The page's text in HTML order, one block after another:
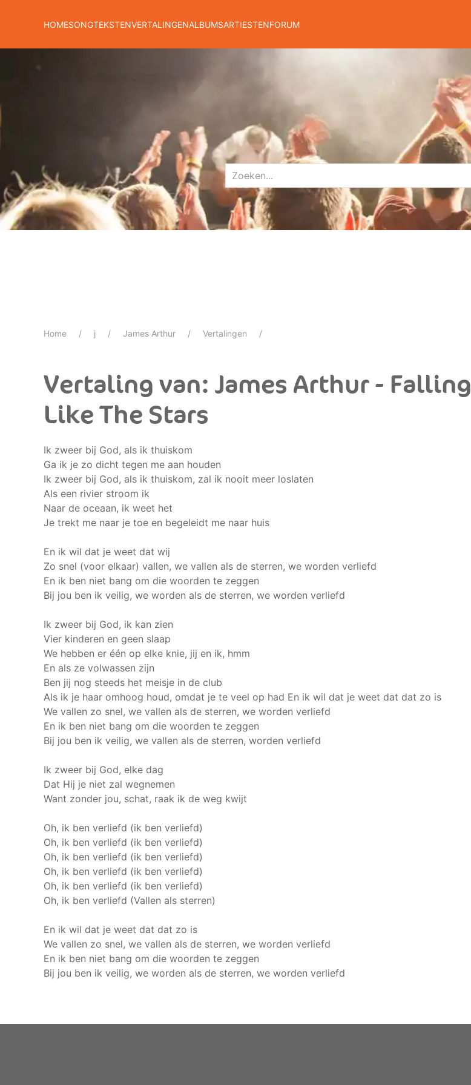
HOMESONGTEKSTENVERTALINGENALBUMSARTIESTENFORUM
Home j James Arthur Vertalingen
Vertaling van: James Arthur - Falling
Like The Stars
Ik zweer bij God, als ik thuiskom
Ga ik je zo dicht tegen me aan houden
Ik zweer bij God, als ik thuiskom, zal ik nooit meer loslaten
Als een rivier stroom ik
Naar de oceaan, ik weet het
Je trekt me naar je toe en begeleidt me naar huis
En ik wil dat je weet dat wij
Zo snel (voor elkaar) vallen, we vallen als de sterren, we worden verliefd
En ik ben niet bang om die woorden te zeggen
Bij jou ben ik veilig, we worden als de sterren, we worden verliefd
Ik zweer bij God, ik kan zien
Vier kinderen en geen slaap
We hebben er één op elke knie, jij en ik, hmm
En als ze volwassen zijn
Ben jij nog steeds het meisje in de club
Als ik je haar omhoog houd, omdat je te veel op had En ik wil dat je weet dat dat zo is
We vallen zo snel, we vallen als de sterren, we worden verliefd
En ik ben niet bang om die woorden te zeggen
Bij jou ben ik veilig, we vallen als de sterren, worden verliefd
Ik zweer bij God, elke dag
Dat Hij je niet zal wegnemen
Want zonder jou, schat, raak ik de weg kwijt
Oh, ik ben verliefd (ik ben verliefd)
Oh, ik ben verliefd (ik ben verliefd)
Oh, ik ben verliefd (ik ben verliefd)
Oh, ik ben verliefd (ik ben verliefd)
Oh, ik ben verliefd (ik ben verliefd)
Oh, ik ben verliefd (Vallen als sterren)
En ik wil dat je weet dat dat zo is
We vallen zo snel, we vallen als de sterren, we worden verliefd
En ik ben niet bang om die woorden te zeggen
Bij jou ben ik veilig, we worden als de sterren, we worden verliefd